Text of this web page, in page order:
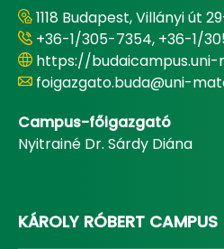
1118 Budapest, Villányi út
+36-1/305-7354, +36-1/
https://budaicampus.uni-
foigazgato.buda@uni-
Campus-főigazgató
Nyitrainé Dr. Sárdy Diána
KÁROLY RÓBERT CAMPUS